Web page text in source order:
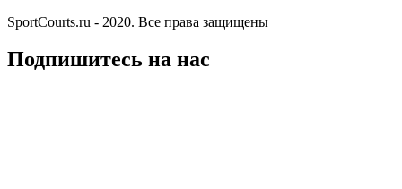
SportCourts.ru - 2020. Все права защищены
Подпишитесь на нас